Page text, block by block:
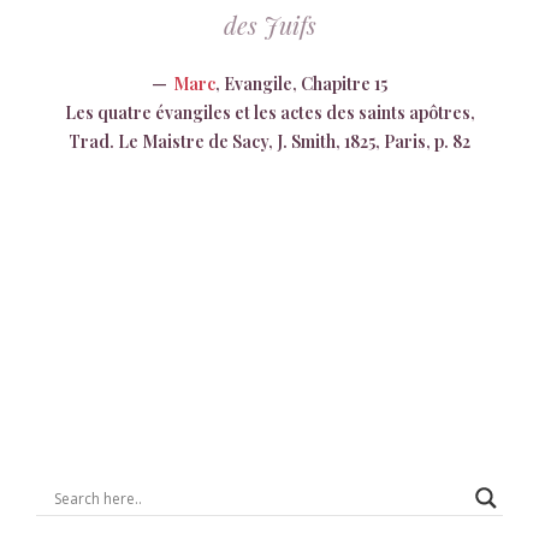
des Juifs
Marc, Evangile, Chapitre 15
Les quatre évangiles et les actes des saints apôtres,
Trad. Le Maistre de Sacy, J. Smith, 1825, Paris, p. 82